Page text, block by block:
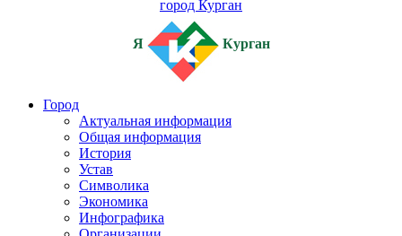
город Курган
Я Курган
Город
Актуальная информация
Общая информация
История
Устав
Символика
Экономика
Инфографика